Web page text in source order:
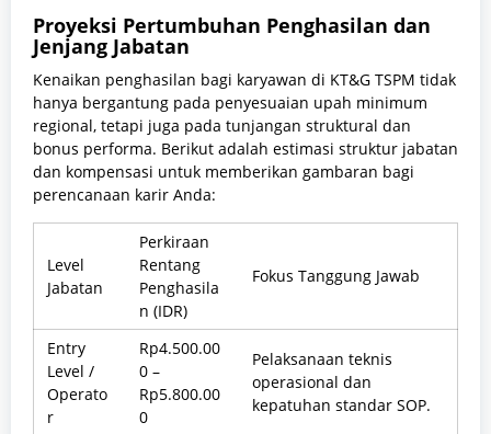
Proyeksi Pertumbuhan Penghasilan dan
Jenjang Jabatan
Kenaikan penghasilan bagi karyawan di KT&G TSPM tidak
hanya bergantung pada penyesuaian upah minimum
regional, tetapi juga pada tunjangan struktural dan
bonus performa. Berikut adalah estimasi struktur jabatan
dan kompensasi untuk memberikan gambaran bagi
perencanaan karir Anda:
Level
Jabatan
Perkiraan
Rentang
Penghasila
n (IDR)
Fokus Tanggung Jawab
Entry
Level /
Operato
r
Rp4.500.00
0 –
Rp5.800.00
0
Pelaksanaan teknis
operasional dan
kepatuhan standar SOP.